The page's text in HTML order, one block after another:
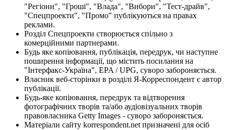
"Регіони", "Гроші", "Влада", "Вибори", "Тест-драйв",
"Спецпроекти", "Промо" публікуються на правах
реклами.
Розділ Спецпроекти створюється спільно з
комерційними партнерами.
Будь яке копіювання, публікація, передрук, чи наступне
поширення інформації, що містить посилання на
"Інтерфакс-Україна", EPA / UPG, суворо забороняється.
Власник веб-сторінки в розділі Я-Корреспондент є автор
публікації.
Будь-яке копіювання, передрук та відтворення
фотографічних творів та/або аудіовізуальних творів
правовласника Getty Images - суворо забороняється.
Матеріали сайту korrespondent.net призначені для осіб